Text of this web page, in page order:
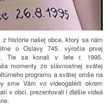
histórie našej obce, ktorý sa nám
o Oslavy 745. výročia prvej
Tie sa konali v lete r. 1995.
momenty zo slávnostnej svätej
programu a svätej omše na
sme Vám vo videogalérii okrem
v obci, prezentovali i ďalšie videá